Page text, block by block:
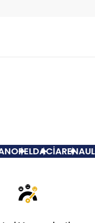
OPELDACİARENAULT